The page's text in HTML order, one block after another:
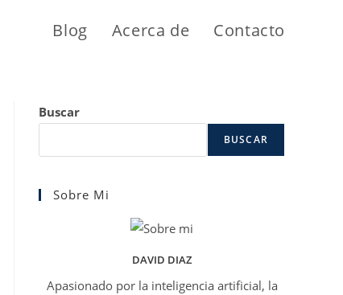
Blog Acerca de Contacto
Buscar
BUSCAR
Sobre Mi
DAVID DIAZ
Apasionado por la inteligencia artificial, la